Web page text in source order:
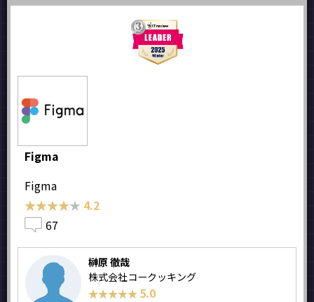
Figma
Figma
★★★★★
★★★★★ 4.2
67
榊原 徹哉
株式会社コークッキング
★★★★★
★★★★★ 5.0